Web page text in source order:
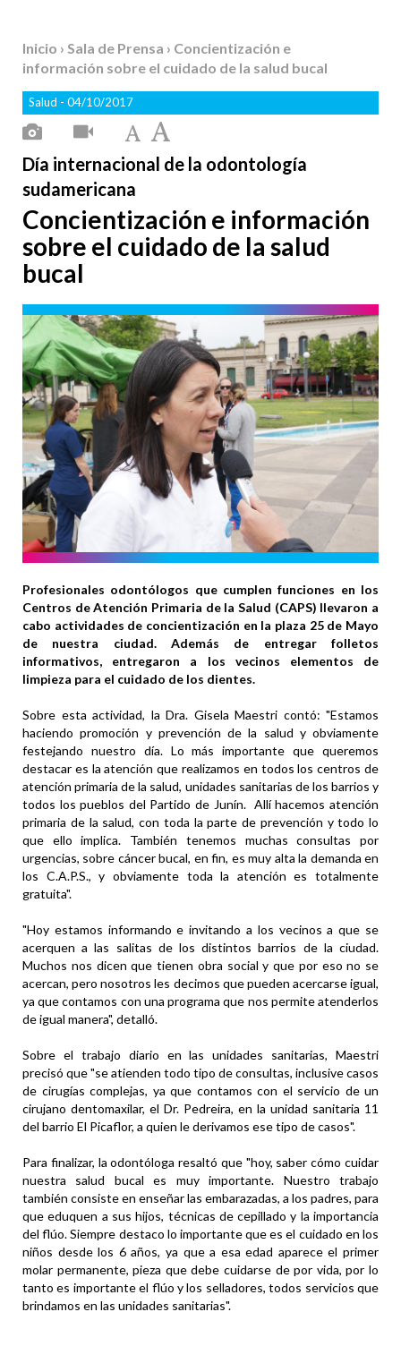
Inicio › Sala de Prensa › Concientización e
información sobre el cuidado de la salud bucal
Salud - 04/10/2017
Día internacional de la odontología
sudamericana
Concientización e información
sobre el cuidado de la salud
bucal
Profesionales odontólogos que cumplen funciones en los
Centros de Atención Primaria de la Salud (CAPS) llevaron a
cabo actividades de concientización en la plaza 25 de Mayo
de nuestra ciudad. Además de entregar folletos
informativos, entregaron a los vecinos elementos de
limpieza para el cuidado de los dientes.
Sobre esta actividad, la Dra. Gisela Maestri contó: "Estamos
haciendo promoción y prevención de la salud y obviamente
festejando nuestro día. Lo más importante que queremos
destacar es la atención que realizamos en todos los centros de
atención primaria de la salud, unidades sanitarias de los barrios y
todos los pueblos del Partido de Junín. Allí hacemos atención
primaria de la salud, con toda la parte de prevención y todo lo
que ello implica. También tenemos muchas consultas por
urgencias, sobre cáncer bucal, en fin, es muy alta la demanda en
los C.A.P.S., y obviamente toda la atención es totalmente
gratuita".
"Hoy estamos informando e invitando a los vecinos a que se
acerquen a las salitas de los distintos barrios de la ciudad.
Muchos nos dicen que tienen obra social y que por eso no se
acercan, pero nosotros les decimos que pueden acercarse igual,
ya que contamos con una programa que nos permite atenderlos
de igual manera", detalló.
Sobre el trabajo diario en las unidades sanitarias, Maestri
precisó que "se atienden todo tipo de consultas, inclusive casos
de cirugías complejas, ya que contamos con el servicio de un
cirujano dentomaxilar, el Dr. Pedreira, en la unidad sanitaria 11
del barrio El Picaflor, a quien le derivamos ese tipo de casos".
Para finalizar, la odontóloga resaltó que "hoy, saber cómo cuidar
nuestra salud bucal es muy importante. Nuestro trabajo
también consiste en enseñar las embarazadas, a los padres, para
que eduquen a sus hijos, técnicas de cepillado y la importancia
del flúo. Siempre destaco lo importante que es el cuidado en los
niños desde los 6 años, ya que a esa edad aparece el primer
molar permanente, pieza que debe cuidarse de por vida, por lo
tanto es importante el flúo y los selladores, todos servicios que
brindamos en las unidades sanitarias".